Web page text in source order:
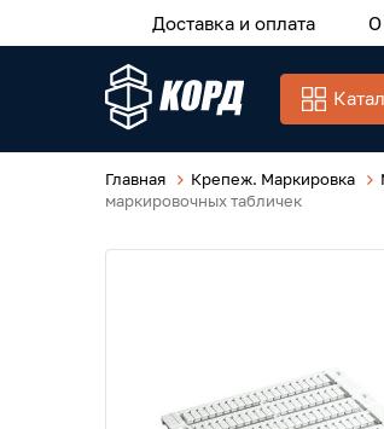
Доставка и оплата О
Главная Крепеж. Маркировка
маркировочных табличек